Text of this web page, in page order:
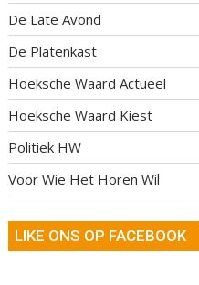
De Late Avond
De Platenkast
Hoeksche Waard Actueel
Hoeksche Waard Kiest
Politiek HW
Voor Wie Het Horen Wil
LIKE ONS OP FACEBOOK